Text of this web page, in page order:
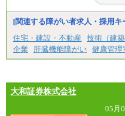
[関連する障がい者求人・採用キ
住宅・建設・不動産
技術（建
企業
肝臓機能障がい 健康管理
大和証券株式会社
05月